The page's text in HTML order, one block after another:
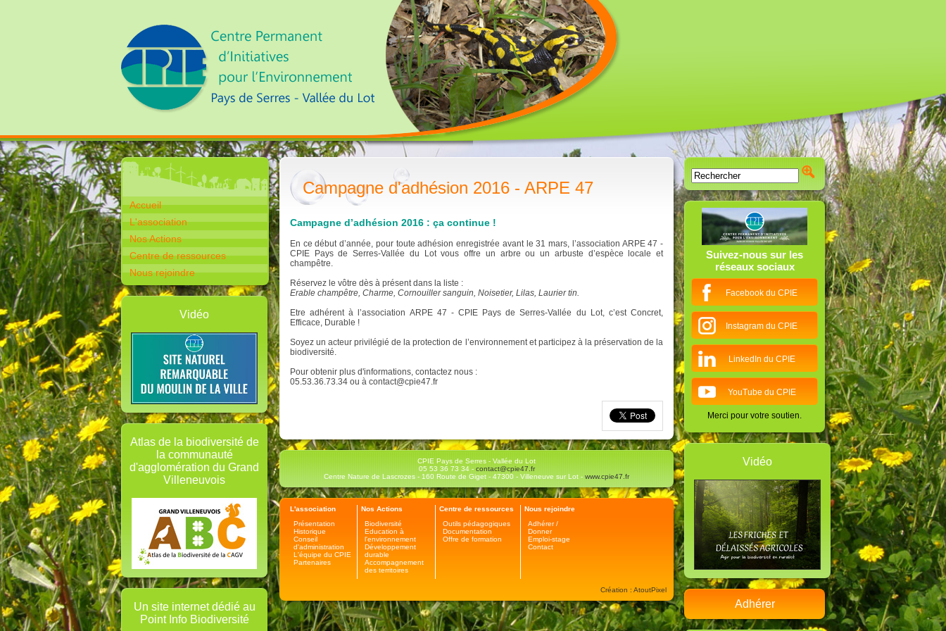
Accueil
L'association
Nos Actions
Centre de ressources
Nous rejoindre
Vidéo
Atlas de la biodiversité de
la communauté
d'agglomération du Grand
Villeneuvois
Un site internet dédié au
Point Info Biodiversité
Campagne d'adhésion 2016 - ARPE 47
Campagne d’adhésion 2016 : ça continue !
En ce début d’année, pour toute adhésion enregistrée avant le 31 mars, l’association ARPE 47 -
CPIE Pays de Serres-Vallée du Lot vous offre un arbre ou un arbuste d’espèce locale et
champêtre.
Réservez le vôtre dès à présent dans la liste :
Erable champêtre, Charme, Cornouiller sanguin, Noisetier, Lilas, Laurier tin.
Etre adhérent à l’association ARPE 47 - CPIE Pays de Serres-Vallée du Lot, c’est Concret,
Efficace, Durable !
Soyez un acteur privilégié de la protection de l’environnement et participez à la préservation de la
biodiversité.
Pour obtenir plus d'informations, contactez nous :
05.53.36.73.34 ou à contact@cpie47.fr
CPIE Pays de Serres - Vallée du Lot
05 53 36 73 34 - contact@cpie47.fr
Centre Nature de Lascrozes - 160 Route de Giget - 47300 - Villeneuve sur Lot - www.cpie47.fr
L'association
Présentation
Historique
Conseil
d'administration
L'équipe du CPIE
Partenaires
Nos Actions
Biodiversité
Education à
l'environnement
Développement
durable
Accompagnement
des territoires
Centre de ressources
Outils pédagogiques
Documentation
Offre de formation
Nous rejoindre
Adhérer /
Donner
Emploi-stage
Contact
Création : AtoutPixel
Suivez-nous sur les
réseaux sociaux
Facebook du CPIE
Instagram du CPIE
LinkedIn du CPIE
YouTube du CPIE
Merci pour votre soutien.
Vidéo
Adhérer